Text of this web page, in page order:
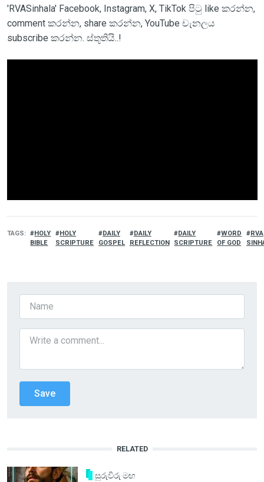
'RVASinhala' Facebook, Instagram, X, TikTok පිටු like කරන්න,
comment කරන්න, share කරන්න, YouTube චැනලය
subscribe කරන්න. ස්තූතියි..!
TAGS
HOLY
BIBLE
HOLY
SCRIPTURE
DAILY
GOSPEL
DAILY
REFLECTION
DAILY
SCRIPTURE
WORD
OF GOD
RVA
RELATED
සුරුවිරු මඟ